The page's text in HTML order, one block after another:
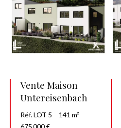
Vente Maison
Untereisenbach
Réf. LOT 5
141 m²
675 000 €